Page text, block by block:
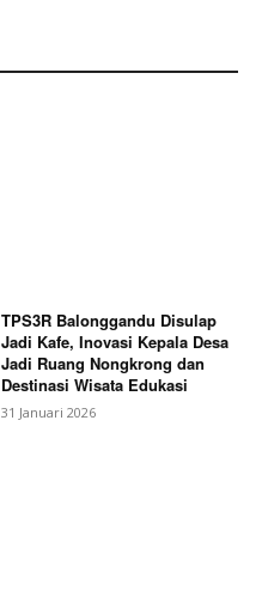
TPS3R Balonggandu Disulap
Jadi Kafe, Inovasi Kepala Desa
Jadi Ruang Nongkrong dan
Destinasi Wisata Edukasi
31 Januari 2026